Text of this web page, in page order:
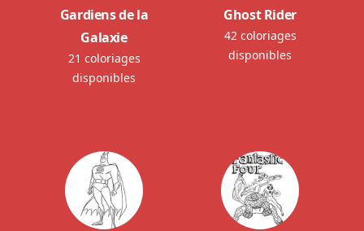
Gardiens de la
Galaxie
21 coloriages
disponibles
Ghost Rider
42 coloriages
disponibles